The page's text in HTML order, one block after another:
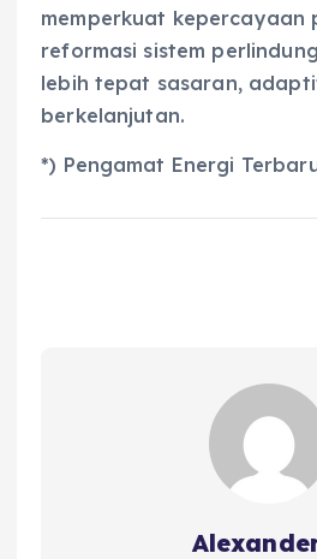
memperkuat kepercayaan
reformasi sistem
lebih tepat sasaran,
berkelanjutan.
*) Pengamat Energi